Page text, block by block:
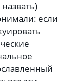
если